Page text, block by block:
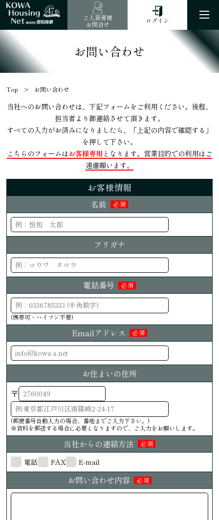
47th
ご入居者様
お問合せ
ログイン
お問い合わせ
Top お問い合わせ
当社へのお問い合わせは、下記フォームをご利用ください。後程、
担当者より御連絡させて頂きます。
すべての入力がお済みになりましたら、「上記の内容で確認する」
を押して下さい。
こちらのフォームはお客様専用 となります。営業目的での利用はご
遠慮願います。
お客様情報
名前 必須
フリガナ
電話番号 必須
(携帯可・ハイフン不要)
Emailアドレス 必須
お住まいの住所
〒
(郵便番号自動入力の場合、番地までご入力下さい。)
※資料を郵送する場合に必要となりますので、ご入力をお願いします。
当社からの連絡方法 必須
電話 FAX E-mail
お問い合わせ内容 必須